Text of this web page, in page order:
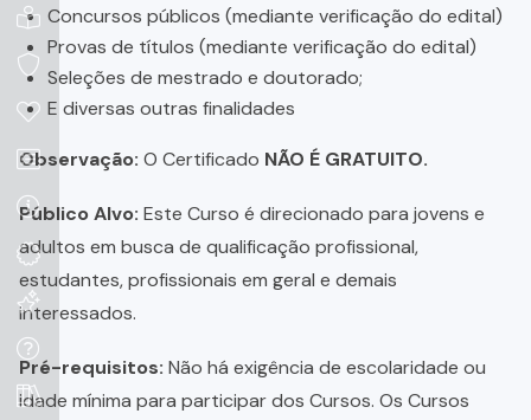
Concursos públicos (mediante verificação do edital)
Provas de títulos (mediante verificação do edital)
Seleções de mestrado e doutorado;
E diversas outras finalidades
Observação: O Certificado NÃO É GRATUITO.
Público Alvo: Este Curso é direcionado para jovens e
adultos em busca de qualificação profissional,
estudantes, profissionais em geral e demais
interessados.
Pré-requisitos: Não há exigência de escolaridade ou
idade mínima para participar dos Cursos. Os Cursos